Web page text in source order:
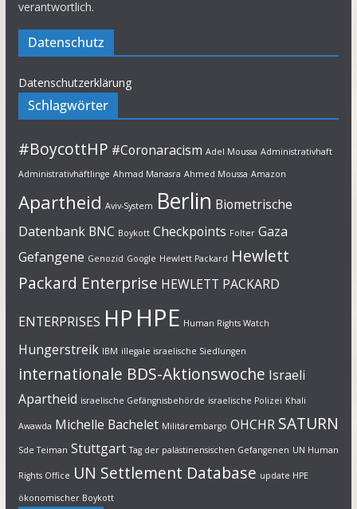
verantwortlich.
Datenschutz
Datenschutzerklärung
Schlagwörter
#BoycottHP #Coronaracism Adel Moussa Administrativhaft
Administrativhäftlinge Ahmad Manasra Ahmed Moussa Amazon
Apartheid Aviv-System Berlin Biometrische
Datenbank BNC Boykott Checkpoints Folter Gaza
Gefangene Genozid Google Hewlett Packard Hewlett
Packard Enterprise HEWLETT PACKARD
ENTERPRISES HP HPE Human Rights Watch
Hungerstreik IBM illegale israelische Siedlungen
internationale BDS-Aktionswoche Israeli
Apartheid israelische Gefängnisbehörde israelische Polizei Khali
Awawda Michelle Bachelet Militärembargo OHCHR SATURN
Sde Teiman Stuttgart Tag der palästinensischen Gefangenen UN Human
Rights Office UN Settlement Database update HPE
ökonomischer Boykott